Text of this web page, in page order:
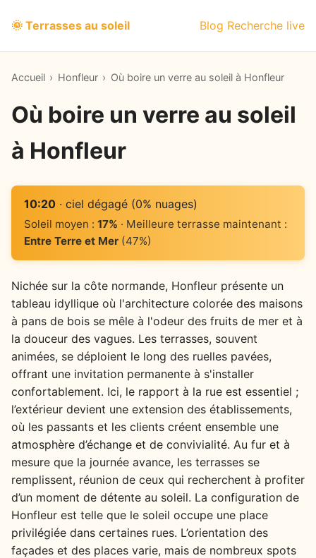
🌞 Terrasses au soleil Blog Recherche live
Accueil › Honfleur › Où boire un verre au soleil à Honfleur
Où boire un verre au soleil
à Honfleur
10:20· ciel dégagé (0% nuages)
Soleil moyen : 17% · Meilleure terrasse maintenant :
Entre Terre et Mer(47%)
Nichée sur la côte normande, Honfleur présente un
tableau idyllique où l'architecture colorée des maisons
à pans de bois se mêle à l'odeur des fruits de mer et à
la douceur des vagues. Les terrasses, souvent
animées, se déploient le long des ruelles pavées,
offrant une invitation permanente à s'installer
confortablement. Ici, le rapport à la rue est essentiel ;
l’extérieur devient une extension des établissements,
où les passants et les clients créent ensemble une
atmosphère d’échange et de convivialité. Au fur et à
mesure que la journée avance, les terrasses se
remplissent, réunion de ceux qui recherchent à profiter
d’un moment de détente au soleil. La configuration de
Honfleur est telle que le soleil occupe une place
privilégiée dans certaines rues. L’orientation des
façades et des places varie, mais de nombreux spots